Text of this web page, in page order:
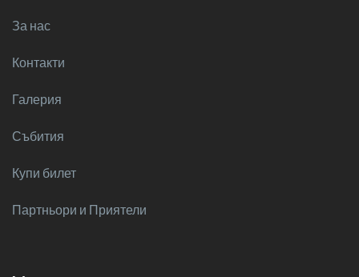
За нас
Контакти
Галерия
Събития
Купи билет
Партньори и Приятели